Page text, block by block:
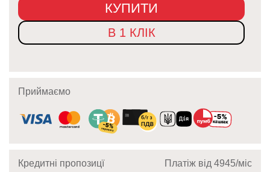
КУПИТИ
В 1 КЛІК
Приймаємо
Кредитні пропозицї Платіж від 4945/мic